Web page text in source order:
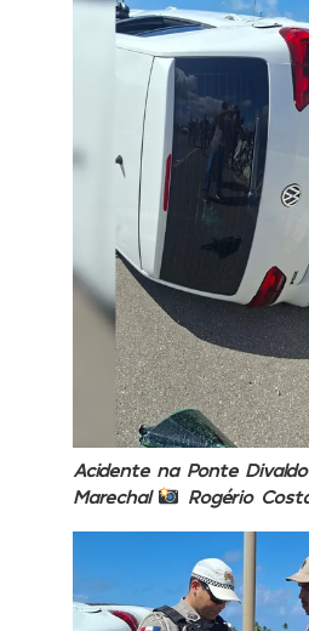
Acidente na Ponte
Marechal
Rogério